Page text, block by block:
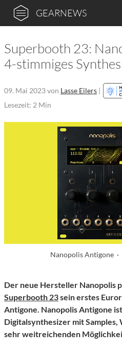
GEARNEWS
Superbooth 23:
4-stimmiges
09. Mai 2023von Lasse Eilers |
Lesezeit: 2 Min
Nanopolis Antigone ·
Der neue Hersteller Nanopolis
Superbooth 23sein erstes
Antigone. Nanopolis Antigone
Digitalsynthesizer mit
sehr weitreichenden